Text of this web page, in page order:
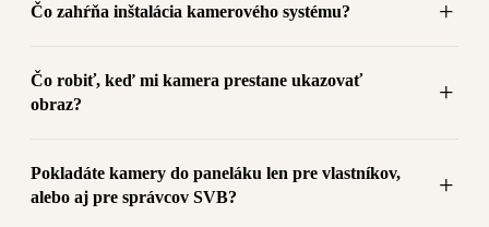
Čo zahŕňa inštalácia kamerového systému?
Čo robiť, keď mi kamera prestane ukazovať
obraz?
Pokladáte kamery do paneláku len pre vlastníkov,
alebo aj pre správcov SVB?